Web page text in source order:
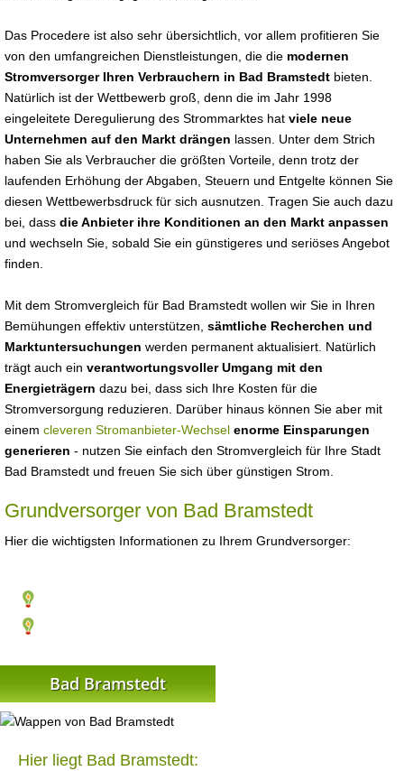
Das Procedere ist also sehr übersichtlich, vor allem profitieren Sie
von den umfangreichen Dienstleistungen, die die modernen
Stromversorger Ihren Verbrauchern in Bad Bramstedt bieten.
Natürlich ist der Wettbewerb groß, denn die im Jahr 1998
eingeleitete Deregulierung des Strommarktes hat viele neue
Unternehmen auf den Markt drängen lassen. Unter dem Strich
haben Sie als Verbraucher die größten Vorteile, denn trotz der
laufenden Erhöhung der Abgaben, Steuern und Entgelte können Sie
diesen Wettbewerbsdruck für sich ausnutzen. Tragen Sie auch dazu
bei, dass die Anbieter ihre Konditionen an den Markt anpassen
und wechseln Sie, sobald Sie ein günstigeres und seriöses Angebot
finden.
Mit dem Stromvergleich für Bad Bramstedt wollen wir Sie in Ihren
Bemühungen effektiv unterstützen, sämtliche Recherchen und
Marktuntersuchungen werden permanent aktualisiert. Natürlich
trägt auch ein verantwortungsvoller Umgang mit den
Energieträgern dazu bei, dass sich Ihre Kosten für die
Stromversorgung reduzieren. Darüber hinaus können Sie aber mit
einem cleveren Stromanbieter-Wechsel enorme Einsparungen
generieren - nutzen Sie einfach den Stromvergleich für Ihre Stadt
Bad Bramstedt und freuen Sie sich über günstigen Strom.
Grundversorger von Bad Bramstedt
Hier die wichtigsten Informationen zu Ihrem Grundversorger:
Bad Bramstedt
Hier liegt Bad Bramstedt: